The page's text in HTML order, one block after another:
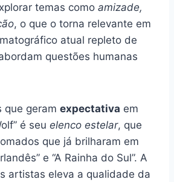
temas como amizade,
, o que o torna relevante em
atual repleto de
questões humanas
que geram expectativa em
é seu elenco estelar, que
que já brilharam em
e “A Rainha do Sul”. A
artistas eleva a qualidade da